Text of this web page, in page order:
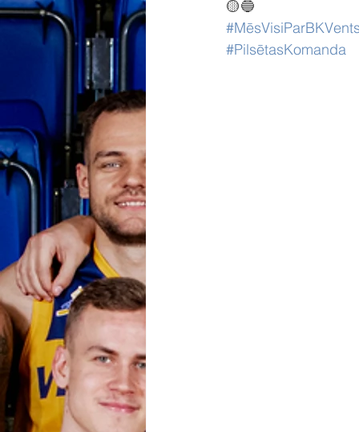
🟡🔵
#PilsētasKomanda